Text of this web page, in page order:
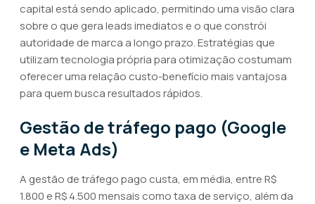
capital está sendo aplicado, permitindo uma visão clara
sobre o que gera leads imediatos e o que constrói
autoridade de marca a longo prazo. Estratégias que
utilizam tecnologia própria para otimização costumam
oferecer uma relação custo-benefício mais vantajosa
para quem busca resultados rápidos.
Gestão de tráfego pago (Google
e Meta Ads)
A gestão de tráfego pago custa, em média, entre R$
1.800 e R$ 4.500 mensais como taxa de serviço, além da